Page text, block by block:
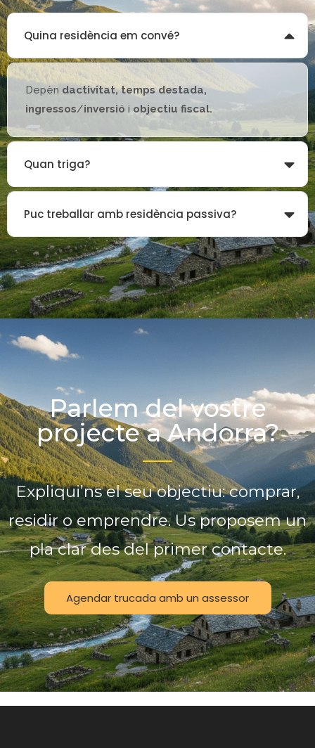
Quina residència em convé?
Depèn dactivitat, temps destada,
ingressos/inversió i objectiu fiscal.
Quan triga?
Puc treballar amb residència passiva?
Parlem del vostre
projecte a Andorra?
Expliqui’ns el seu objectiu: comprar,
residir o emprendre. Us proposem un
pla clar des del primer contacte.
Agendar trucada amb un assessor